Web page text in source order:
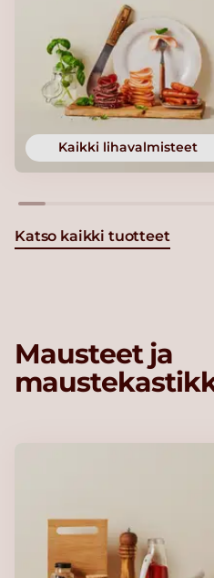
Kaikki lihavalmisteet
Katso kaikki tuotteet
Mausteet ja